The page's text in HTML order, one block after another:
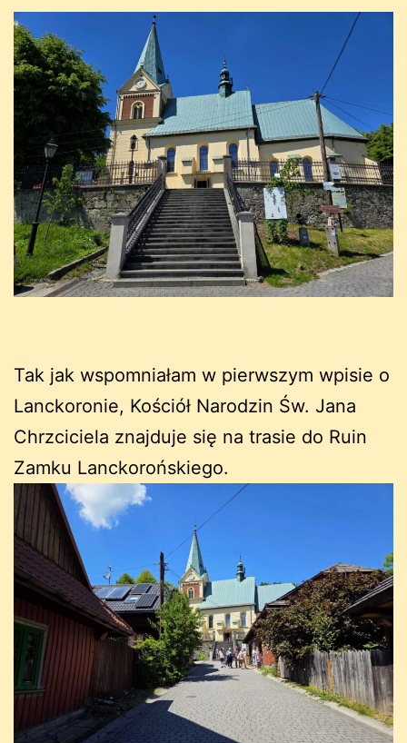
Tak jak wspomniałam w pierwszym wpisie o
Lanckoronie, Kościół Narodzin Św. Jana
Chrzciciela znajduje się na trasie do Ruin
Zamku Lanckorońskiego.